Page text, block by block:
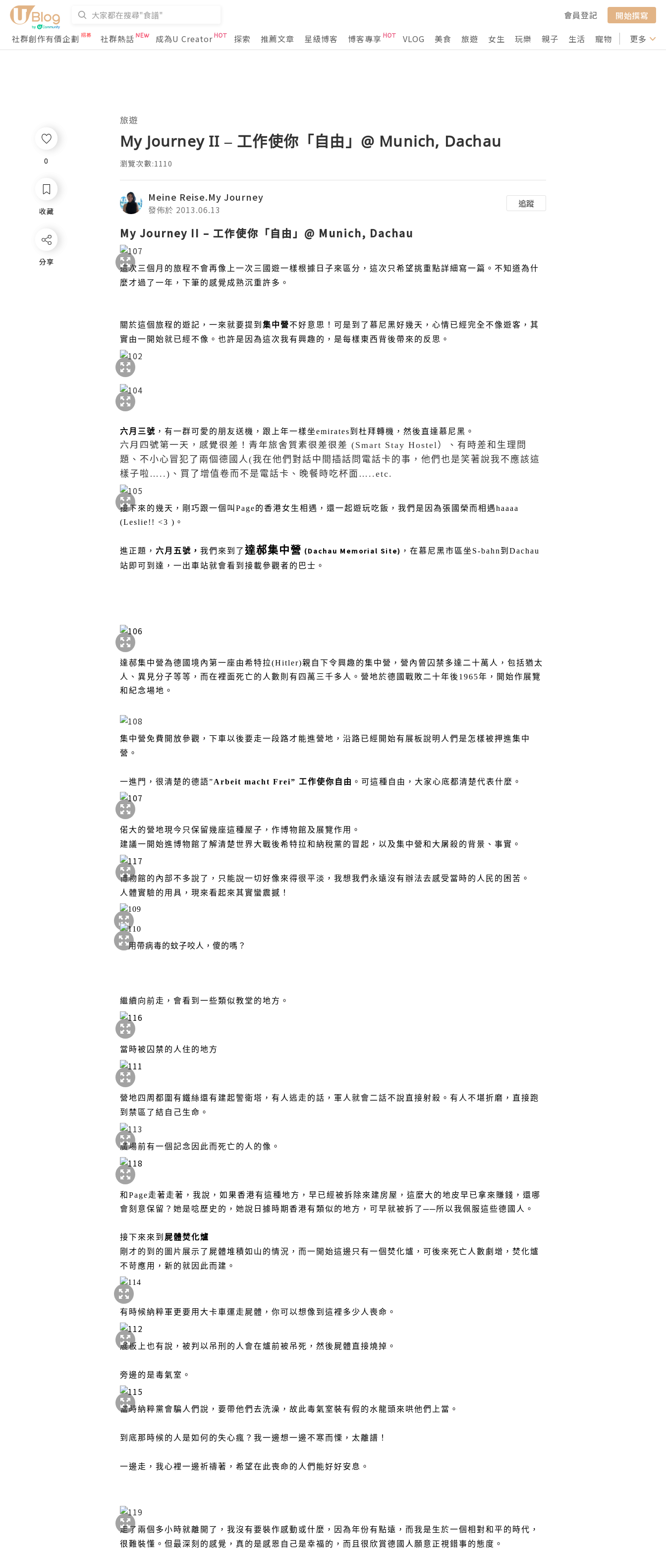
會員登記
開始撰寫
社群創作有價企劃
社群熱話 成為U Creator 探索 推薦文章 星級博客 博客專享 VLOG 美食 旅遊 女生 玩樂 親子 生活 寵物 行山 打卡
更多
0
收藏
分享
旅遊
My Journey II – 工作使你「自由」@ Munich, Dachau
瀏覽次數:1110
Meine Reise.My Journey
發佈於 2013.06.13
追蹤
My Journey II – 工作使你「自由」@ Munich, Dachau
這次三個月的旅程不會再像上一次三國遊一樣根據日子來區分，這次只希望挑重點詳細寫一篇。不知道為什
麼才過了一年，下筆的感覺成熟沉重許多。
關於這個旅程的遊記，一來就要提到 集中營不好意思！可是到了慕尼黑好幾天，心情已經完全不像遊客，其
實由一開始就已經不像。也許是因為這次我有興趣的，是每樣東西背後帶來的反思。
六月三號 ，有一群可愛的朋友送機，跟上年一樣坐emirates到杜拜轉機，然後直達慕尼黑。
六月四號第一天，感覺很差！青年旅舍質素很差很差 (Smart Stay Hostel ）、有時差和生理問
題、不小心冒犯了兩個德國人(我在他們對話中間插話問電話卡的事，他們也是笑著說我不應該這
樣子啦 …..) 、買了增值卷而不是電話卡、晚餐時吃杯面 …..etc.
接下來的幾天，剛巧跟一個叫 Page的香港女生相遇，還一起遊玩吃飯，我們是因為張國榮而相遇haaaa
(Leslie!! <3 ) 。
進正題， 六月五號， 我們來到了 達郝集中營 (Dachau Memorial Site) ，在慕尼黑市區坐 S-bahn 到 Dachau
站即可到達，一出車站就會看到接載參觀者的巴士。
達郝集中營為德國境內第一座由希特拉(Hitler)親自下令興趣的集中營，營內曾囚禁多達二十萬人，包括猶太
人、異見分子等等，而在裡面死亡的人數則有四萬三千多人。營地於德國戰敗二十年後1965年，開始作展覽
和紀念場地。
集中營免費開放參觀，下車以後要走一段路才能進營地，沿路已經開始有展板說明人們是怎樣被押進集中
營。
一進門，很清楚的德語”Arbeit macht Frei” 工作使你自由 。可這種自由，大家心底都清楚代表什麼。
偌大的營地現今只保留幾座這種屋子，作博物館及展覽作用。
建議一開始進博物館了解清楚世界大戰後希特拉和納稅黨的冒起，以及集中營和大屠殺的背景、事實。
博物館的內部不多說了，只能說一切好像來得很平淡，我想我們永遠沒有辦法去感受當時的人民的困苦。
人體實驗的用具，現來看起來其實蠻震撼！
用帶病毒的蚊子咬人，傻的嗎？
繼續向前走，會看到一些類似教堂的地方。
當時被囚禁的人住的地方
營地四周都圍有鐵絲還有建起警衛塔，有人逃走的話，軍人就會二話不說直接射殺。有人不堪折磨，直接跑
到禁區了結自己生命。
廣場前有一個記念因此而死亡的人的像。
和 Page走著走著，我說，如果香港有這種地方，早已經被拆除來建房屋，這麼大的地皮早已拿來賺錢，還哪
會刻意保留？她是唸歷史的，她說日據時期香港有類似的地方，可早就被拆了──所以我佩服這些德國人。
接下來來到 屍體焚化爐
剛才的到的圖片展示了屍體堆積如山的情況，而一開始這邊只有一個焚化爐，可後來死亡人數劇增，焚化爐
不苛應用，新的就因此而建。
有時候納粹軍更要用大卡車運走屍體，你可以想像到這裡多少人喪命。
展板上也有說，被判以吊刑的人會在爐前被吊死，然後屍體直接燒掉。
旁邊的是毒氣室。
當時納粹黨會騙人們說，要帶他們去洗澡，故此毒氣室裝有假的水龍頭來哄他們上當。
到底那時候的人是如何的失心瘋？我一邊想一邊不寒而慄，太離譜！
一邊走，我心裡一邊祈禱著，希望在此喪命的人們能好好安息。
走了兩個多小時就離開了，我沒有要裝作感動或什麼，因為年份有點遠，而我是生於一個相對和平的時代，
很難裝懂。但最深刻的感覺，真的是感恩自己是幸福的，而且很欣賞德國人願意正視錯事的態度。
0
收藏
分享